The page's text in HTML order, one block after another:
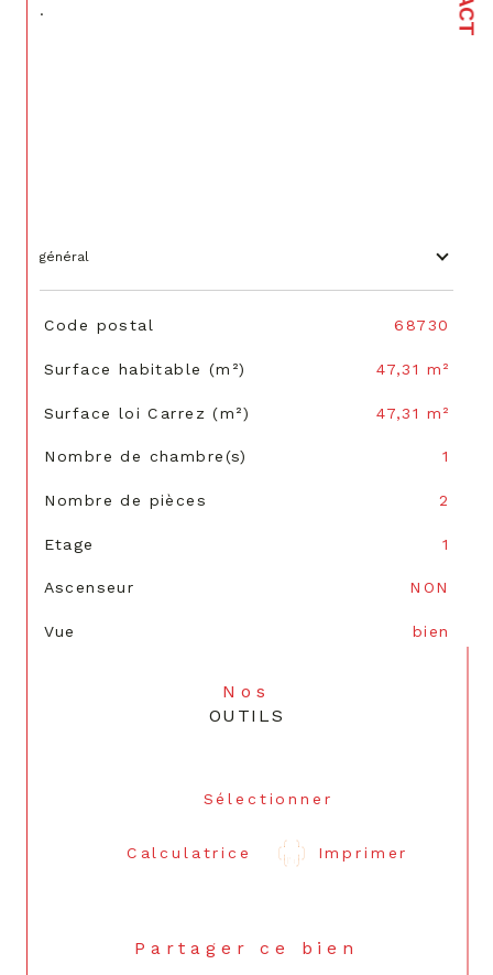
.
général
TRAD_SIROCCO_Caracteristique
Code postal 68730
Surface habitable (m²) 47,31 m²
Surface loi Carrez (m²) 47,31 m²
Nombre de chambre(s) 1
Nombre de pièces 2
Etage 1
Ascenseur NON
Vue bien
Nos
OUTILS
Sélectionner
Calculatrice Imprimer
Partager ce bien